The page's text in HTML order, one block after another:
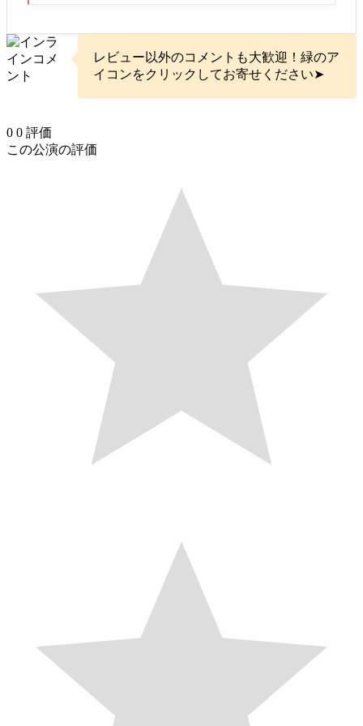
レビュー以外のコメントも大歓迎！緑のア
イコンをクリックしてお寄せください➤
0 0 評価
この公演の評価